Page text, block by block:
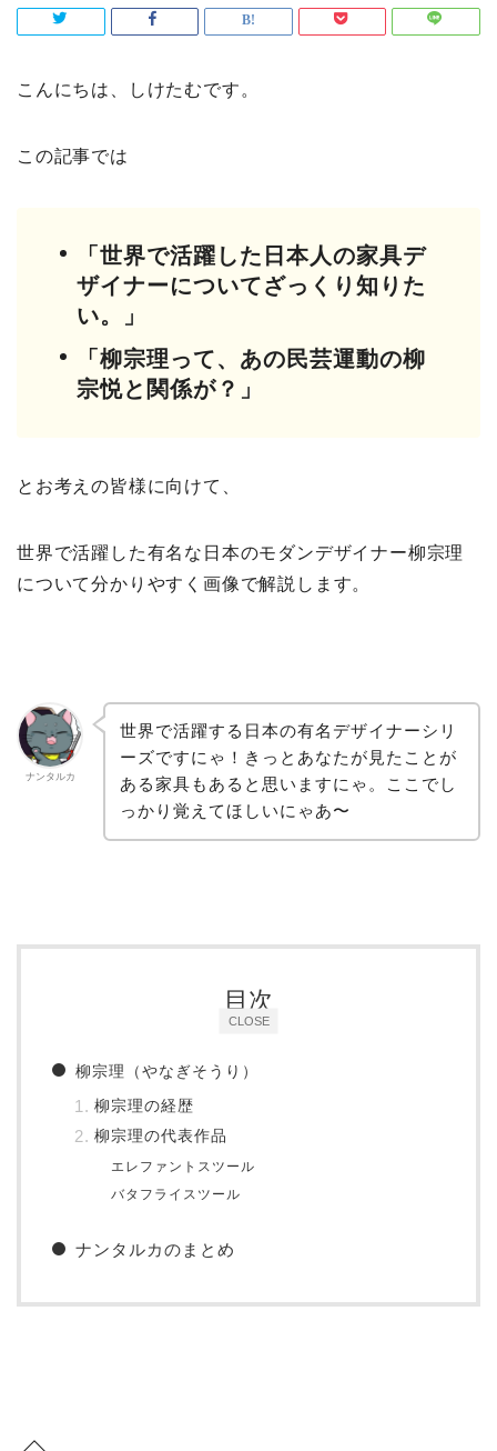
こんにちは、しけたむです。
この記事では
「世界で活躍した日本人の家具デ
ザイナーについてざっくり知りた
い。」
「柳宗理って、あの民芸運動の柳
宗悦と関係が？」
とお考えの皆様に向けて、
世界で活躍した有名な日本のモダンデザイナー柳宗理
について分かりやすく画像で解説します。
ナンタルカ
世界で活躍する日本の有名デザイナーシリ
ーズですにゃ！きっとあなたが見たことが
ある家具もあると思いますにゃ。ここでし
っかり覚えてほしいにゃあ〜
CLOSE
目次
柳宗理（やなぎそうり）
柳宗理の経歴
柳宗理の代表作品
エレファントスツール
バタフライスツール
ナンタルカのまとめ